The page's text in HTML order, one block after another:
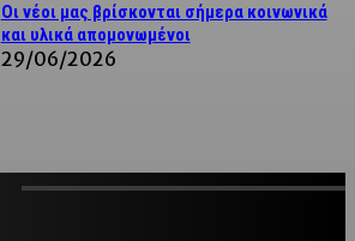
Οι νέοι μας βρίσκονται σήμερα κοινωνικά
και υλικά απομονωμένοι
29/06/2026